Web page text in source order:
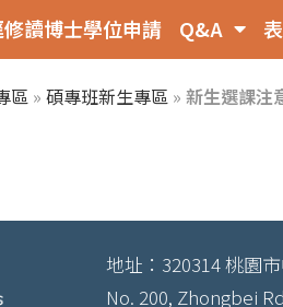
修讀博士學位申請 Q&A
區 » 碩專班新生專區 » 新生選課注
地址：320314 桃園
No. 200, Zhongbei